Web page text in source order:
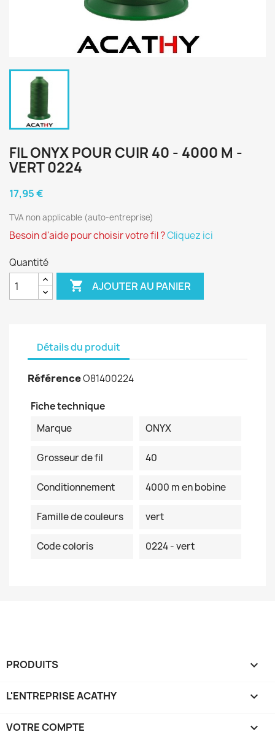
FIL ONYX POUR CUIR 40 - 4000 M -
VERT 0224
17,95 €
TVA non applicable (auto-entreprise)
Besoin d'aide pour choisir votre fil ?Cliquez ici
Quantité
 AJOUTER AU PANIER
Détails du produit
RéférenceO81400224
Fiche technique
Marque
ONYX
Grosseur de fil 40
Conditionnement 4000 m en bobine
Famille de couleurs vert
Code coloris 0224 - vert
PRODUITS 
L'ENTREPRISE ACATHY 
VOTRE COMPTE 